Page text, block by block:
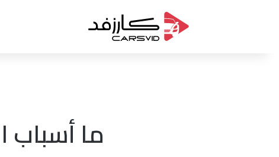
ما أسباب